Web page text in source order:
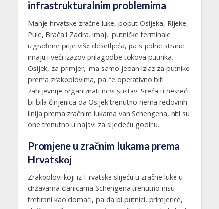
infrastrukturalnim problemima
Manje hrvatske zračne luke, poput Osijeka, Rijeke,
Pule, Brača i Zadra, imaju putničke terminale
izgrađene prije više desetljeća, pa s jedne strane
imaju i veći izazov prilagodbe tokova putnika.
Osijek, za primjer, ima samo jedan izlaz za putnike
prema zrakoplovima, pa će operativno biti
zahtjevnije organizirati novi sustav. Sreća u nesreći
bi bila činjenica da Osijek trenutno nema redovnih
linija prema zračnim lukama van Schengena, niti su
one trenutno u najavi za sljedeću godinu.
Promjene u zračnim lukama prema
Hrvatskoj
Zrakoplovi koji iz Hrvatske slijeću u zračne luke u
državama članicama Schengena trenutno nisu
tretirani kao domaći, pa da bi putnici, primjerice,